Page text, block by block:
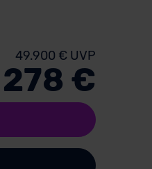
49.900 € UVP
278 €